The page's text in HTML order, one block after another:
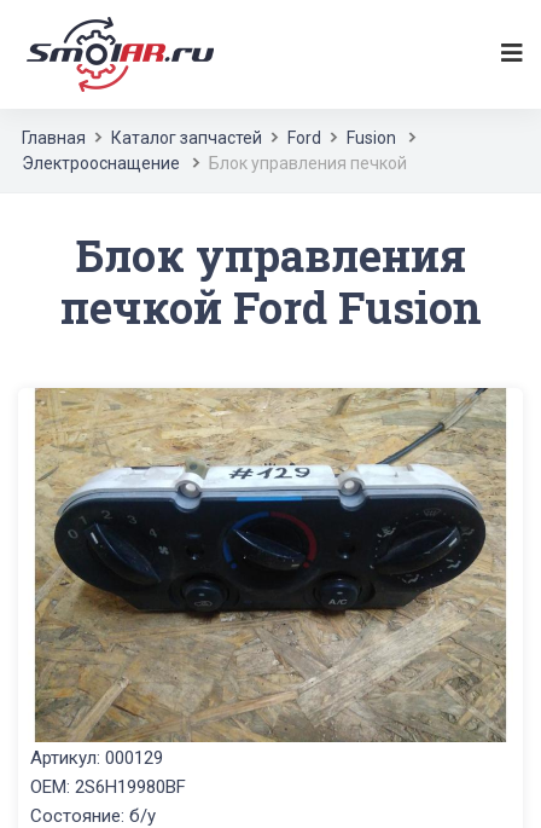
Главная Каталог запчастей Ford
Fusion
Электрооснащение
Блок управления печкой
Блок управления
печкой Ford Fusion
Артикул: 000129
OEM: 2S6H19980BF
Состояние: б/у